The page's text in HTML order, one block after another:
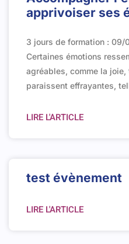
apprivoiser ses
3 jours de formation : 09/
Certaines émotions
agréables, comme la joie,
paraissent effrayantes,
LIRE L'ARTICLE
test évènement
LIRE L'ARTICLE